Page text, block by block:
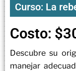
Curso: La
Costo: $
Descubre su
manejar